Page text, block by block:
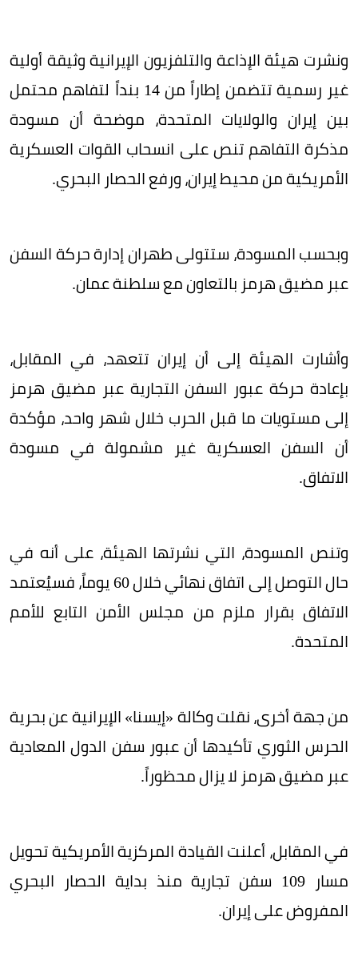
ونشرت هيئة الإذاعة والتلفزيون الإيرانية وثيقة أولية
غير رسمية تتضمن إطاراً من 14 بنداً لتفاهم محتمل
بين إيران والولايات المتحدة، موضحة أن مسودة
مذكرة التفاهم تنص على انسحاب القوات العسكرية
الأمريكية من محيط إيران، ورفع الحصار البحري.
وبحسب المسودة، ستتولى طهران إدارة حركة السفن
عبر مضيق هرمز بالتعاون مع سلطنة عمان.
وأشارت الهيئة إلى أن إيران تتعهد، في المقابل،
بإعادة حركة عبور السفن التجارية عبر مضيق هرمز
إلى مستويات ما قبل الحرب خلال شهر واحد، مؤكدة
أن السفن العسكرية غير مشمولة في مسودة
الاتفاق.
وتنص المسودة، التي نشرتها الهيئة، على أنه في
حال التوصل إلى اتفاق نهائي خلال 60 يوماً، فسيُعتمد
الاتفاق بقرار ملزم من مجلس الأمن التابع للأمم
المتحدة.
من جهة أخرى، نقلت وكالة «إيسنا» الإيرانية عن بحرية
الحرس الثوري تأكيدها أن عبور سفن الدول المعادية
عبر مضيق هرمز لا يزال محظوراً.
في المقابل، أعلنت القيادة المركزية الأمريكية تحويل
مسار 109 سفن تجارية منذ بداية الحصار البحري
المفروض على إيران.